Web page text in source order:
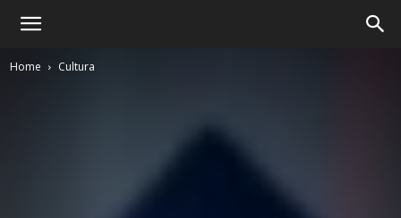
Home Cultura